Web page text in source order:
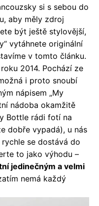
si s sebou do
aby měly zdroj
být ještě stylovější,
vytáhnete originální
v tomto článku.
2014. Pochází ze
i proto snoubí
nápisem „My
nádoba okamžitě
Bottle rádi fotí na
dobře vypadá), u nás
se dostává do
to jako výhodu –
jedinečným a velmi
nemá každý